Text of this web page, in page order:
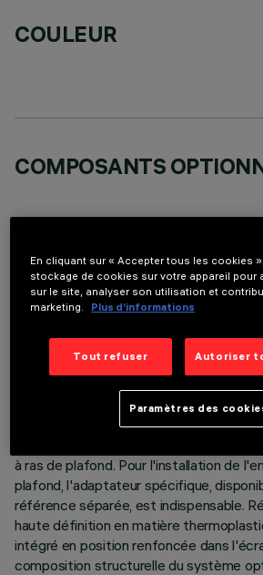
COULEUR
COMPOSANTS
DONNÉES TECHNIQUES
DESCRIPTION
Appareil miniaturisé encastrable linéaire
optiques pour sources LED - optique
à ras de plafond. Pour l'installation de
plafond, l'adaptateur spécifique,
référence séparée, est indispensable.
haute définition en matière
intégré en position renfoncée dans
composition structurelle du système
En cliquant sur « Accepter tous les cookies
stockage de cookies sur votre appareil pour
sur le site, analyser son utilisation et
marketing.
Plus d’informations
Tout refuser Autoriser
Paramètres des